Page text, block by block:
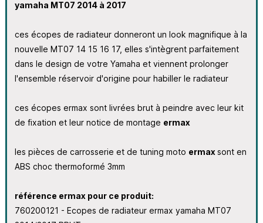
yamaha MT07 2014 à 2017
ces écopes de radiateur donneront un look magnifique à la
nouvelle MT07 14 15 16 17, elles s'intègrent parfaitement
dans le design de votre Yamaha et viennent prolonger
l'ensemble réservoir d'origine pour habiller le radiateur
ces écopes ermax sont livrées brut à peindre avec leur kit
de fixation et leur notice de montage ermax
les pièces de carrosserie et de tuning moto ermax sont en
ABS choc thermoformé 3mm
référence ermax pour ce produit:
760200121 - Ecopes de radiateur ermax yamaha MT07